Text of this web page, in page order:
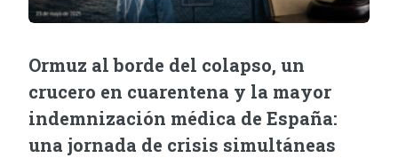
Ormuz al borde del colapso, un
crucero en cuarentena y la mayor
indemnización médica de España:
una jornada de crisis simultáneas